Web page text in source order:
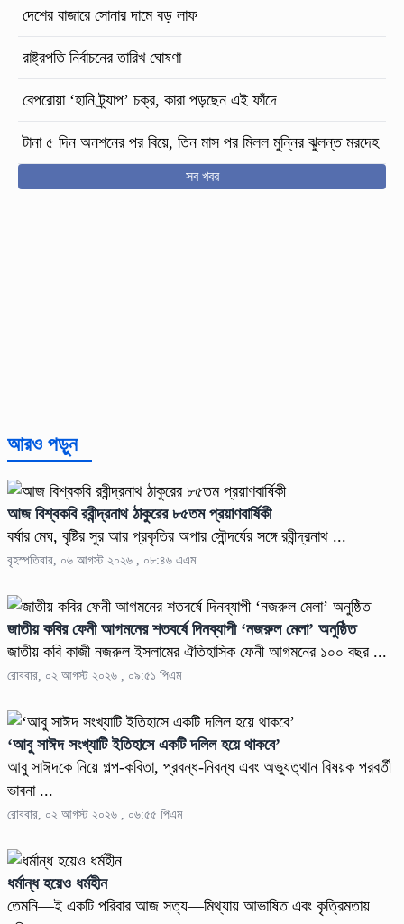
দেশের বাজারে সোনার দামে বড় লাফ
রাষ্ট্রপতি নির্বাচনের তারিখ ঘোষণা
বেপরোয়া ‘হানি ট্র্যাপ’ চক্র, কারা পড়ছেন এই ফাঁদে
টানা ৫ দিন অনশনের পর বিয়ে, তিন মাস পর মিলল মুন্নির ঝুলন্ত মরদেহ
সব খবর
আরও পড়ুন
আজ বিশ্বকবি রবীন্দ্রনাথ ঠাকুরের ৮৫তম প্রয়াণবার্ষিকী
বর্ষার মেঘ, বৃষ্টির সুর আর প্রকৃতির অপার সৌন্দর্যের সঙ্গে রবীন্দ্রনাথ ...
বৃহস্পতিবার, ০৬ আগস্ট ২০২৬ , ০৮:৪৬ এএম
জাতীয় কবির ফেনী আগমনের শতবর্ষে দিনব্যাপী ‘নজরুল মেলা’ অনুষ্ঠিত
জাতীয় কবি কাজী নজরুল ইসলামের ঐতিহাসিক ফেনী আগমনের ১০০ বছর ...
রোববার, ০২ আগস্ট ২০২৬ , ০৯:৫১ পিএম
‘আবু সাঈদ সংখ্যাটি ইতিহাসে একটি দলিল হয়ে থাকবে’
আবু সাঈদকে নিয়ে গল্প-কবিতা, প্রবন্ধ-নিবন্ধ এবং অভ্যুত্থান বিষয়ক পরবর্তী
ভাবনা ...
রোববার, ০২ আগস্ট ২০২৬ , ০৬:৫৫ পিএম
ধর্মান্ধ হয়েও ধর্মহীন
তেমনি—ই একটি পরিবার আজ সত্য—মিথ্যায় আভাষিত এবং কৃত্রিমতায়